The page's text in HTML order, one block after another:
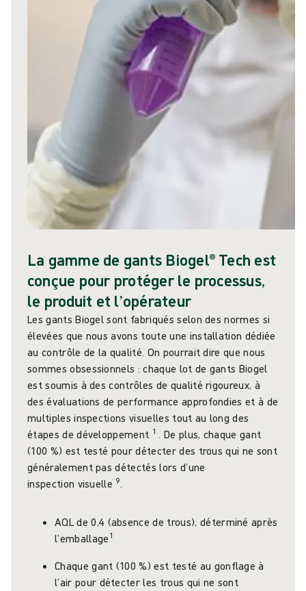
La gamme de gants Biogel® Tech est
conçue pour protéger le processus,
le produit et l’opérateur
Les gants Biogel sont fabriqués selon des normes si
élevées que nous avons toute une installation dédiée
au contrôle de la qualité. On pourrait dire que nous
sommes obsessionnels : chaque lot de gants Biogel
est soumis à des contrôles de qualité rigoureux, à
des évaluations de performance approfondies et à de
multiples inspections visuelles tout au long des
étapes de développement 1 . De plus, chaque gant
(100 %) est testé pour détecter des trous qui ne sont
généralement pas détectés lors d’une
inspection visuelle 9.
AQL de 0,4 (absence de trous), déterminé après
l’emballage 1
Chaque gant (100 %) est testé au gonflage à
l’air pour détecter les trous qui ne sont